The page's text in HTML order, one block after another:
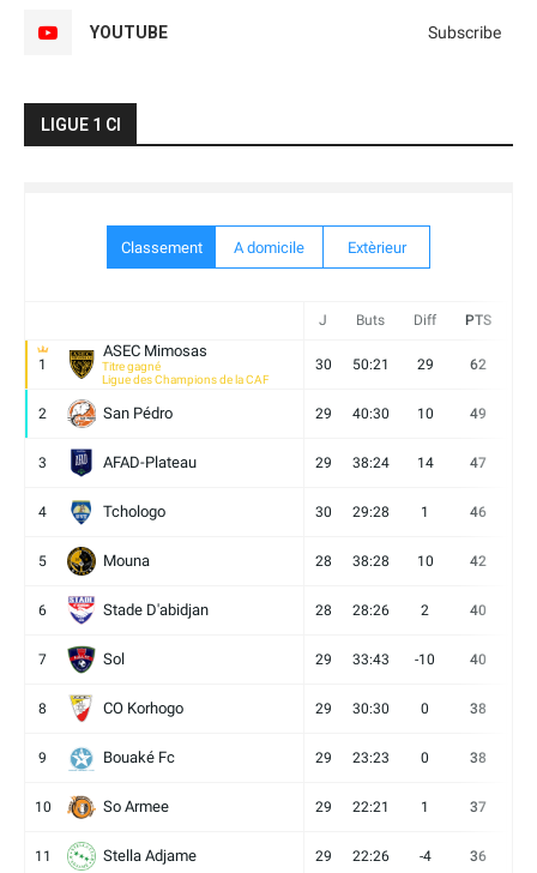
YOUTUBE Subscribe
LIGUE 1 CI
Classement A domicile Extèrieur
J Buts Diff PTS
1
ASEC Mimosas
Titre gagné
Ligue des Champions de la CAF
30 50:21 29 62
2 San Pédro 29 40:30 10 49
3 AFAD-Plateau 29 38:24 14 47
4 Tchologo 30 29:28 1 46
5 Mouna 28 38:28 10 42
6 Stade D'abidjan 28 28:26 2 40
7 Sol 29 33:43 -10 40
8 CO Korhogo 29 30:30 0 38
9 Bouaké Fc 29 23:23 0 38
10 So Armee 29 22:21 1 37
11 Stella Adjame 29 22:26 -4 36